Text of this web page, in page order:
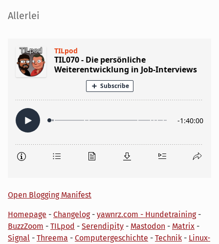
Seitenleiste
Allerlei
Open Blogging Manifest
Homepage - Changelog- yawnrz.com - Hundetraining-
BuzzZoom - TILpod - Serendipity - Mastodon - Matrix -
Signal - Threema - Computergeschichte - Technik - Linux-